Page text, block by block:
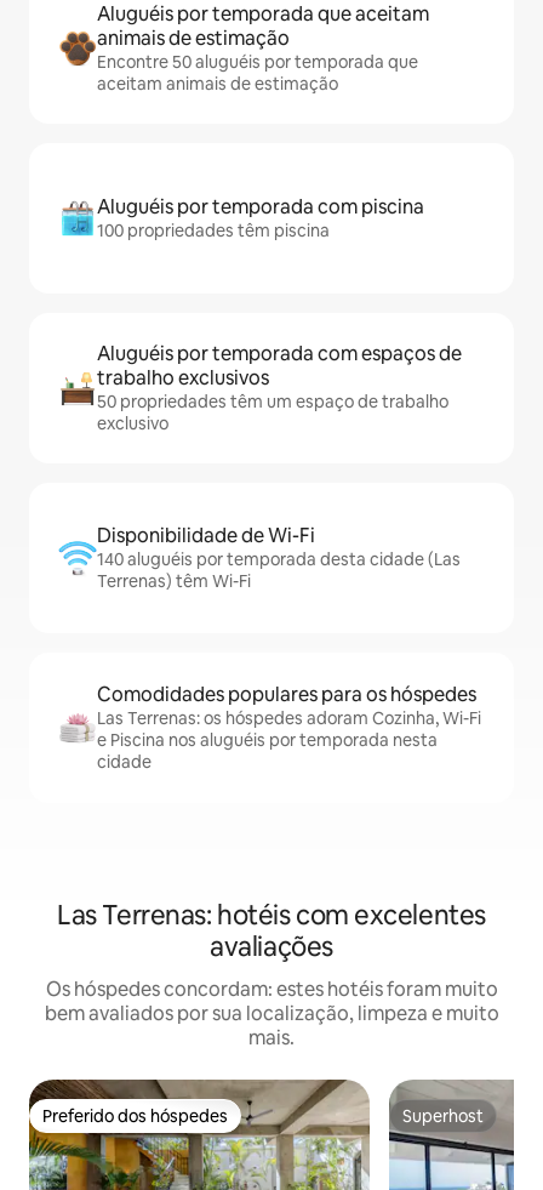
Aluguéis por temporada que aceitam
animais de estimação
Encontre 50 aluguéis por temporada que
aceitam animais de estimação
Aluguéis por temporada com piscina
100 propriedades têm piscina
Aluguéis por temporada com espaços de
trabalho exclusivos
50 propriedades têm um espaço de trabalho
exclusivo
Disponibilidade de Wi-Fi
140 aluguéis por temporada desta cidade (Las
Terrenas) têm Wi-Fi
Comodidades populares para os hóspedes
Las Terrenas: os hóspedes adoram Cozinha, Wi-Fi
e Piscina nos aluguéis por temporada nesta
cidade
Las Terrenas: hotéis com excelentes
avaliações
Os hóspedes concordam: estes hotéis foram muito
bem avaliados por sua localização, limpeza e muito
mais.
Preferido dos hóspedes
Preferido dos hóspedes Superhost
Superhost